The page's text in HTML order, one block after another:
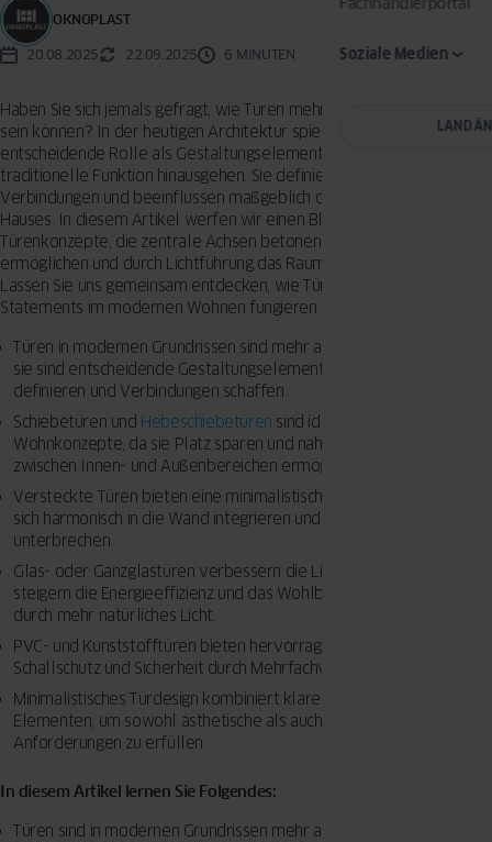
Soziale Medien
LAND
OKNOPLAST
20.08.2025 22.09.2025 6 MINUTEN
Haben Sie sich jemals gefragt, wie Türen mehr als nur Durchgänge
sein können? In der heutigen Architektur spielen sie eine
entscheidende Rolle als Gestaltungselemente, die weit über ihre
traditionelle Funktion hinausgehen. Sie definieren Räume, schaffen
Verbindungen und beeinflussen maßgeblich die Atmosphäre eines
Hauses. In diesem Artikel werfen wir einen Blick auf innovative
Türenkonzepte, die zentrale Achsen betonen, versteckte Zugänge
ermöglichen und durch Lichtführung das Raumgefühl verbessern.
Lassen Sie uns gemeinsam entdecken, wie Türen als architektonische
Statements im modernen Wohnen fungieren können.
Türen in modernen Grundrissen sind mehr als nur Zugangspunkte;
sie sind entscheidende Gestaltungselemente, die Räume
definieren und Verbindungen schaffen.
Schiebetüren und Hebeschiebetüren sind ideal für offene
Wohnkonzepte, da sie Platz sparen und nahtlose Übergänge
zwischen Innen- und Außenbereichen ermöglichen.
Versteckte Türen bieten eine minimalistische Ästhetik, indem sie
sich harmonisch in die Wand integrieren und den Raum optisch nicht
unterbrechen.
Glas- oder Ganzglastüren verbessern die Lichtführung im Haus,
steigern die Energieeffizienz und das Wohlbefinden der Bewohner
durch mehr natürliches Licht.
PVC- und Kunststofftüren bieten hervorragende Wärmedämmung,
Schallschutz und Sicherheit durch Mehrfachverriegelungssysteme.
Minimalistisches Türdesign kombiniert klare Linien mit funktionalen
Elementen, um sowohl ästhetische als auch praktische
Anforderungen zu erfüllen.
In diesem Artikel lernen Sie Folgendes:
Türen sind in modernen Grundrissen mehr als nur Durchgänge; sie